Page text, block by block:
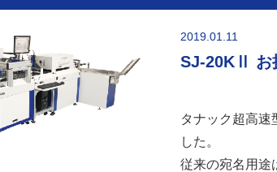
2019.01.11
SJ-20KⅡ お
タナック超高速
した。
従来の宛名用途